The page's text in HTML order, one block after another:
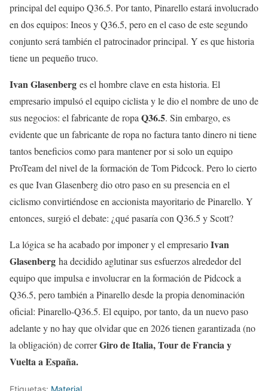
principal del equipo Q36.5. Por tanto, Pinarello estará involucrado
en dos equipos: Ineos y Q36.5, pero en el caso de este segundo
conjunto será también el patrocinador principal. Y es que historia
tiene un pequeño truco.
Ivan Glasenberg es el hombre clave en esta historia. El
empresario impulsó el equipo ciclista y le dio el nombre de uno de
sus negocios: el fabricante de ropa Q36.5. Sin embargo, es
evidente que un fabricante de ropa no factura tanto dinero ni tiene
tantos beneficios como para mantener por si solo un equipo
ProTeam del nivel de la formación de Tom Pidcock. Pero lo cierto
es que Ivan Glasenberg dio otro paso en su presencia en el
ciclismo convirtiéndose en accionista mayoritario de Pinarello. Y
entonces, surgió el debate: ¿qué pasaría con Q36.5 y Scott?
La lógica se ha acabado por imponer y el empresarioIvan
Glasenberg ha decidido aglutinar sus esfuerzos alrededor del
equipo que impulsa e involucrar en la formación de Pidcock a
Q36.5, pero también a Pinarello desde la propia denominación
oficial: Pinarello-Q36.5. El equipo, por tanto, da un nuevo paso
adelante y no hay que olvidar que en 2026 tienen garantizada (no
la obligación) de correrGiro de Italia, Tour de Francia y
Vuelta a España.
Etiquetas: Material